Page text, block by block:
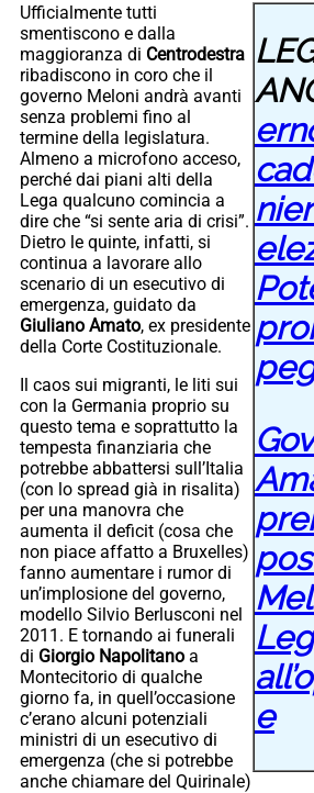
e
Ufficialmente tutti
smentiscono e dalla
maggioranza di Centrodestra
ribadiscono in coro che il
governo Meloni andrà avanti
senza problemi fino al
termine della legislatura.
Almeno a microfono acceso,
perché dai piani alti della
Lega qualcuno comincia a
dire che “si sente aria di crisi”.
Dietro le quinte, infatti, si
continua a lavorare allo
scenario di un esecutivo di
emergenza, guidato da
Giuliano Amato, ex presidente
della Corte Costituzionale.
Il caos sui migranti, le liti sui
con la Germania proprio su
questo tema e soprattutto la
tempesta finanziaria che
potrebbe abbattersi sull’Italia
(con lo spread già in risalita)
per una manovra che
aumenta il deficit (cosa che
non piace affatto a Bruxelles)
fanno aumentare i rumor di
un’implosione del governo,
modello Silvio Berlusconi nel
2011. E tornando ai funerali
di Giorgio Napolitano a
Montecitorio di qualche
giorno fa, in quell’occasione
c’erano alcuni potenziali
ministri di un esecutivo di
emergenza (che si potrebbe
anche chiamare del Quirinale)